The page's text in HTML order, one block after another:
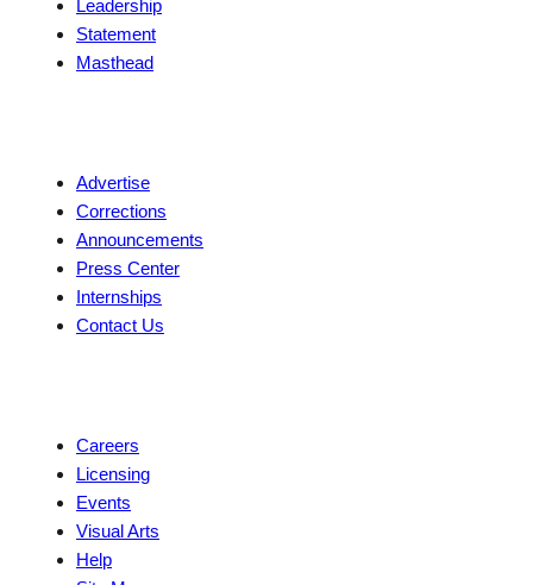
Leadership
Statement
Masthead
Advertise
Corrections
Announcements
Press Center
Internships
Contact Us
Careers
Licensing
Events
Visual Arts
Help